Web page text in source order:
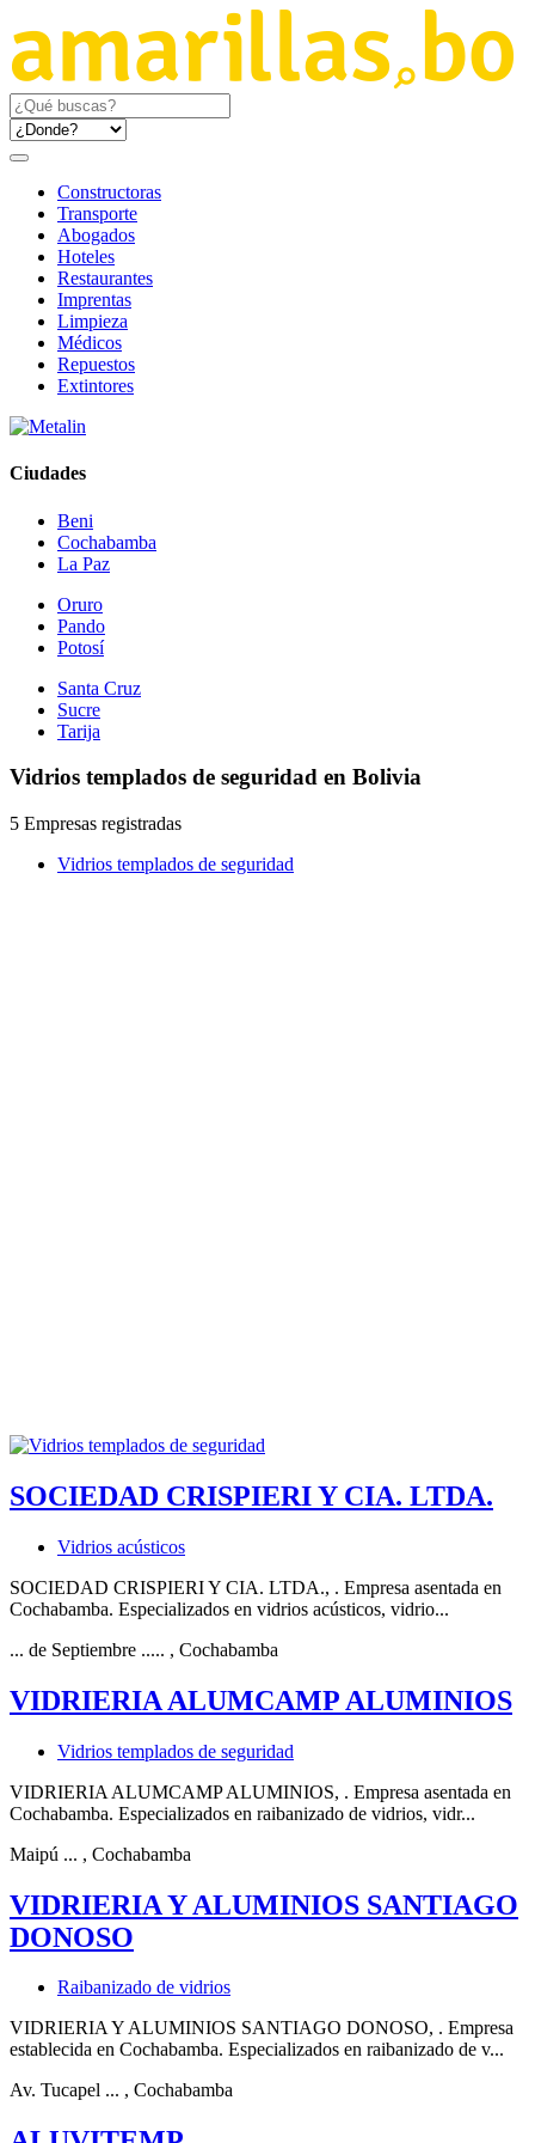
Constructoras
Transporte
Abogados
Hoteles
Restaurantes
Imprentas
Limpieza
Médicos
Repuestos
Extintores
Ciudades
Beni
Cochabamba
La Paz
Oruro
Pando
Potosí
Santa Cruz
Sucre
Tarija
Vidrios templados de seguridad en Bolivia
5 Empresas registradas
Vidrios templados de seguridad
SOCIEDAD CRISPIERI Y CIA. LTDA.
Vidrios acústicos
SOCIEDAD CRISPIERI Y CIA. LTDA., . Empresa asentada en
Cochabamba. Especializados en vidrios acústicos, vidrio...
... de Septiembre ..... , Cochabamba
VIDRIERIA ALUMCAMP ALUMINIOS
Vidrios templados de seguridad
VIDRIERIA ALUMCAMP ALUMINIOS, . Empresa asentada en
Cochabamba. Especializados en raibanizado de vidrios, vidr...
Maipú ... , Cochabamba
VIDRIERIA Y ALUMINIOS SANTIAGO
DONOSO
Raibanizado de vidrios
VIDRIERIA Y ALUMINIOS SANTIAGO DONOSO, . Empresa
establecida en Cochabamba. Especializados en raibanizado de v...
Av. Tucapel ... , Cochabamba